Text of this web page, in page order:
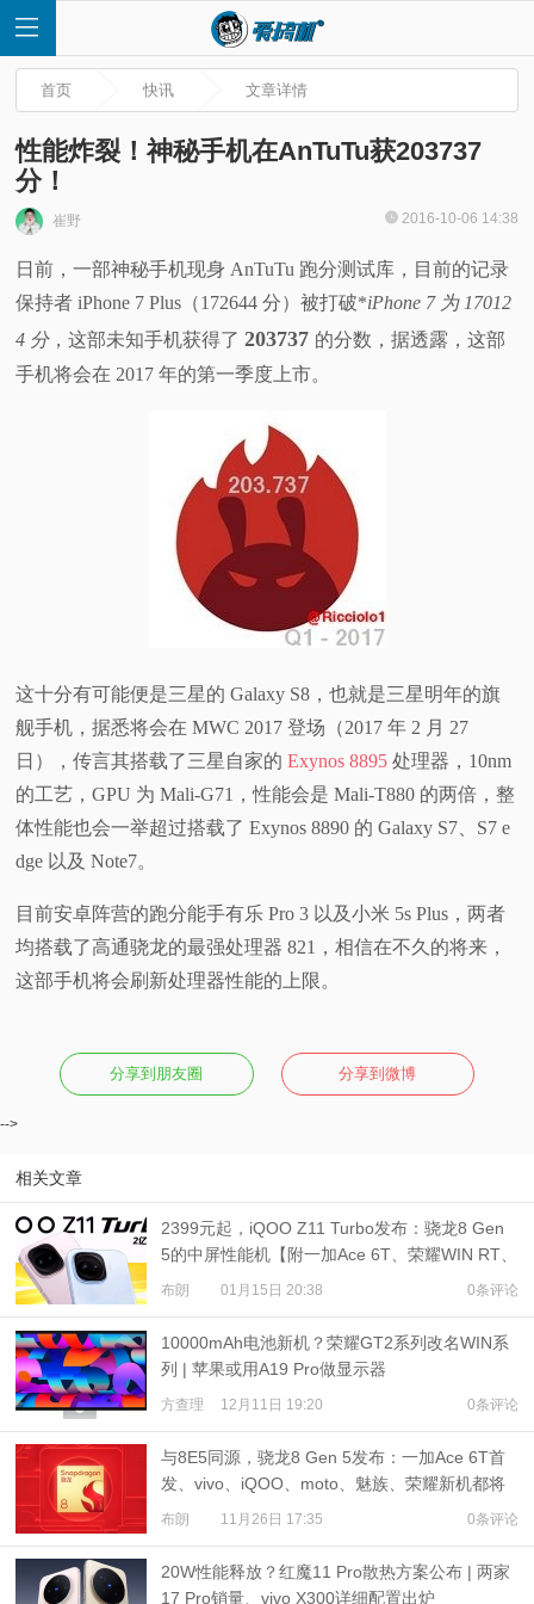
首
页
快
科
普
验
题
首页 快讯 文章详情
性能炸裂！神秘手机在AnTuTu获203737
分！
崔野 2016-10-06 14:38
日前，一部神秘手机现身 AnTuTu 跑分测试库，目前的记录
保持者 iPhone 7 Plus（172644 分）被打破*iPhone 7 为 17012
4 分，这部未知手机获得了203737 的分数，据透露，这部
手机将会在 2017 年的第一季度上市。
这十分有可能便是三星的 Galaxy S8，也就是三星明年的旗
舰手机，据悉将会在 MWC 2017 登场（2017 年 2 月 27
日），传言其搭载了三星自家的Exynos 8895 处理器，10nm
的工艺，GPU 为 Mali-G71，性能会是 Mali-T880 的两倍，整
体性能也会一举超过搭载了 Exynos 8890 的 Galaxy S7、S7 e
dge 以及 Note7。
目前安卓阵营的跑分能手有乐 Pro 3 以及小米 5s Plus，两者
均搭载了高通骁龙的最强处理器 821，相信在不久的将来，
这部手机将会刷新处理器性能的上限。
分享到朋友圈 分享到微博
-->
相关文章
2399元起，iQOO Z11 Turbo发布：骁龙8 Gen
5的中屏性能机【附一加Ace 6T、荣耀WIN RT、
K80至尊版对比】
布朗 01月15日 20:38 0条评论
10000mAh电池新机？荣耀GT2系列改名WIN系
列 | 苹果或用A19 Pro做显示器
方查理 12月11日 19:20 0条评论
与8E5同源，骁龙8 Gen 5发布：一加Ace 6T首
发、vivo、iQOO、moto、魅族、荣耀新机都将
搭载
布朗 11月26日 17:35 0条评论
20W性能释放？红魔11 Pro散热方案公布 | 两家
17 Pro销量、vivo X300详细配置出炉